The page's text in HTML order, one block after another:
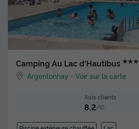
Camping Au Lac d'Hautibus ★★★
Argentonnay -Voir sur la carte
Avis clients
8.2/10